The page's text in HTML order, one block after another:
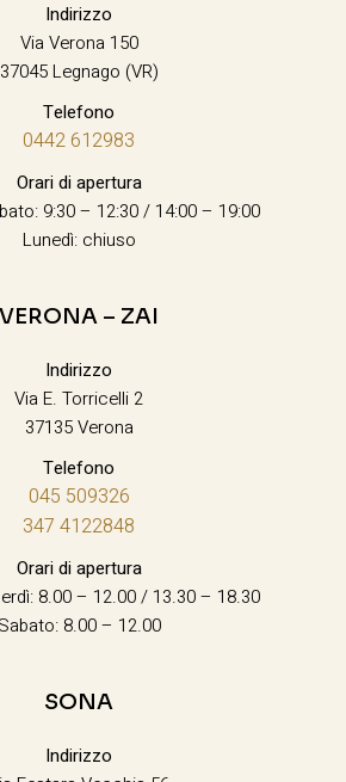
Indirizzo
Via Verona 150
37045 Legnago (VR)
Telefono
0442 612983
Orari di apertura
9:30 – 12:30 / 14:00 – 19:00
Lunedì: chiuso
VERONA – ZAI
Indirizzo
Via E. Torricelli 2
37135 Verona
Telefono
045 509326
347 4122848
Orari di apertura
8.00 – 12.00 / 13.30 – 18.30
Sabato: 8.00 – 12.00
SONA
Indirizzo